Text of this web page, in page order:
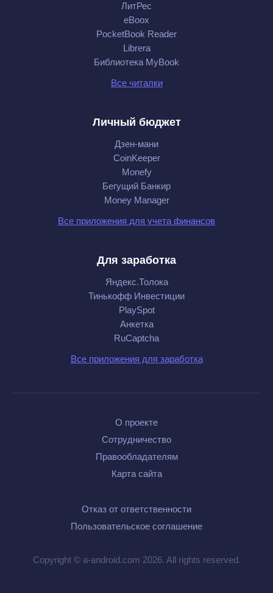
ЛитРес
eBoox
PocketBook Reader
Librera
Библиотека MyBook
Все читалки
Личный бюджет
Дзен-мани
CoinKeeper
Monefy
Бегущий Банкир
Money Manager
Все приложения для учета финансов
Для заработка
Яндекс.Толока
Тинькофф Инвестиции
PlaySpot
Анкетка
RuCaptcha
Все приложения для заработка
О проекте
Сотрудничество
Правообладателям
Карта сайта
Отказ от ответственности
Пользовательское соглашение
Copyright © a-android.com 2026. All rights reserved.